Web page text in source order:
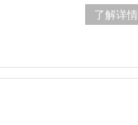
了解详情